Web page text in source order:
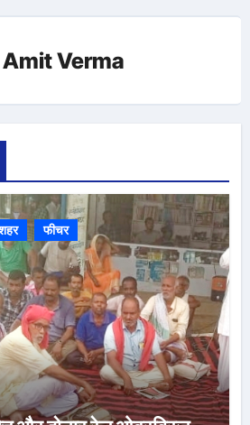
Amit Verma
फीचर